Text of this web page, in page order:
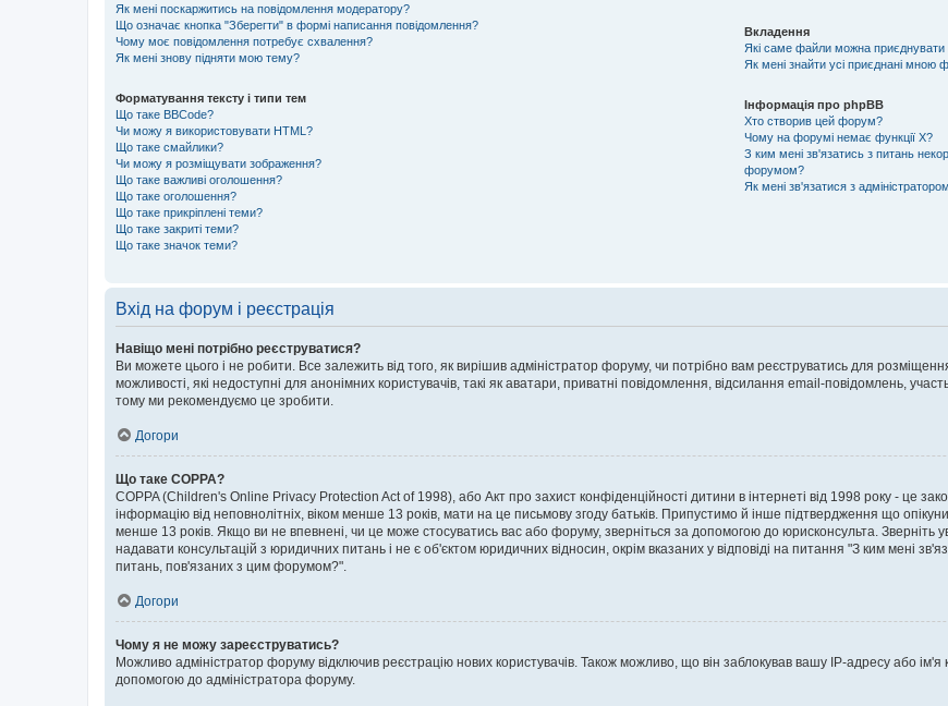
Як мені поскаржитись на повідомлення модератору?
Що означає кнопка "Зберегти" в формі написання повідомлення?
Чому моє повідомлення потребує схвалення?
Як мені знову підняти мою тему?
Форматування тексту і типи тем
Що таке BBCode?
Чи можу я використовувати HTML?
Що таке смайлики?
Чи можу я розміщувати зображення?
Що таке важливі оголошення?
Що таке оголошення?
Що таке прикріплені теми?
Що таке закриті теми?
Що таке значок теми?
Вкладення
Які саме файли можна
Як мені знайти усі приєднані мною
Інформація про phpBB
Хто створив цей форум?
Чому на форумі немає функції X?
З ким мені зв'язатись з питань
форумом?
Як мені зв'язатися з
Вхід на форум і реєстрація
Навіщо мені потрібно реєструватися?
Ви можете цього і не робити. Все залежить від того, як вирішив адміністратор форуму, чи потрібно вам реєструватись для
можливості, які недоступні для анонімних користувачів, такі як аватари, приватні повідомлення, відсилання email-повідомлень,
тому ми рекомендуємо це зробити.
Догори
Що таке COPPA?
COPPA (Children's Online Privacy Protection Act of 1998), або Акт про захист конфіденційності дитини в інтернеті від 1998 року - це
інформацію від неповнолітніх, віком менше 13 років, мати на це письмову згоду батьків. Припустимо й інше підтвердження що
менше 13 років. Якщо ви не впевнені, чи це може стосуватись вас або форуму, зверніться за допомогою до юрисконсульта. Зверніть
надавати консультацій з юридичних питань і не є об'єктом юридичних відносин, окрім вказаних у відповіді на питання "З ким мені
питань, пов'язаних з цим форумом?".
Догори
Чому я не можу зареєструватись?
Можливо адміністратор форуму відключив реєстрацію нових користувачів. Також можливо, що він заблокував вашу IP-адресу або ім'я
допомогою до адміністратора форуму.